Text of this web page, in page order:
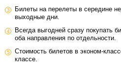
Билеты на перелеты в середине
выходные дни.
Всегда выгодней сразу покупать
оба направления по отдельности.
Стоимость билетов в эконом-
классе.